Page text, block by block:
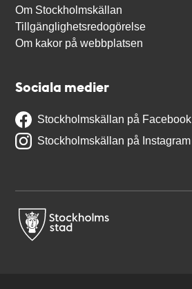
Om Stockholmskällan
Tillgänglighetsredogörelse
Om kakor på webbplatsen
Sociala medier
Stockholmskällan på Facebook
Stockholmskällan på Instagram